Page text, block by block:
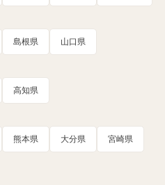
島根県 山口県
高知県
熊本県 大分県 宮崎県